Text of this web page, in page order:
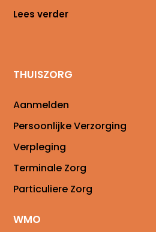
Lees verder
THUISZORG
Aanmelden
Persoonlijke Verzorging
Verpleging
Terminale Zorg
Particuliere Zorg
WMO